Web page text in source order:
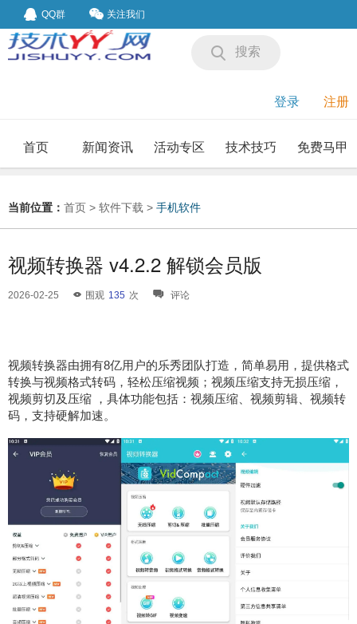
QQ群 关注我们
搜索
登录 注册
首页 新闻资讯 活动专区 技术技巧 免费马甲
当前位置： 首页 > 软件下载 > 手机软件
视频转换器 v4.2.2 解锁会员版
2026-02-25 围观 135 次 评论
视频转换器由拥有8亿用户的乐秀团队打造，简单易用，提供格式
转换与视频格式转码，轻松压缩视频；视频压缩支持无损压缩，
视频剪切及压缩 ，具体功能包括：视频压缩、视频剪辑、视频转
码，支持硬解加速。